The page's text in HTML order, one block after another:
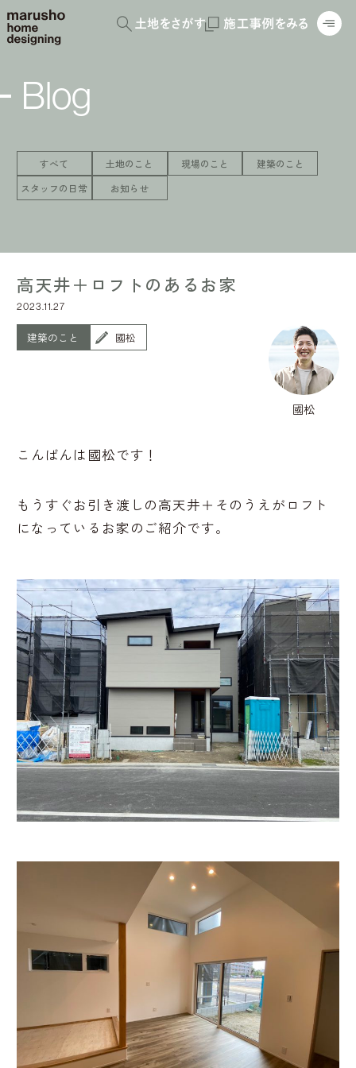
Blog
すべて 土地のこと 現場のこと
建築のこと
スタッフの日常
お知らせ
高天井＋ロフトのあるお家
2023.11.27
建築のこと 國松
國松
こんばんは國松です！
もうすぐお引き渡しの高天井＋そのうえがロフト
になっているお家のご紹介です。